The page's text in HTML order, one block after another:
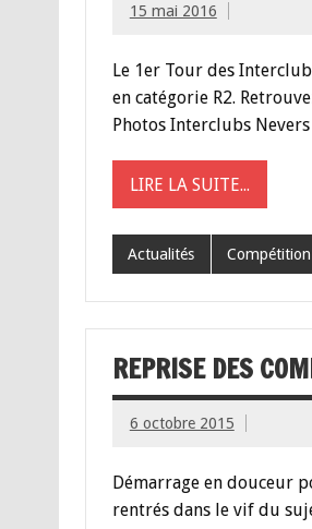
15 mai 2016
Le 1er Tour des
en catégorie R2.
Photos Interclubs
LIRE LA SUITE...
Actualités
REPRISE DES
6 octobre 2015
Démarrage en douceur
rentrés dans le vif du